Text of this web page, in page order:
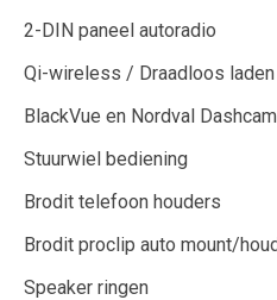
2-DIN paneel autoradio
Qi-wireless / Draadloos laden
BlackVue en Nordval
Stuurwiel bediening
Brodit telefoon houders
Brodit proclip auto mount/
Speaker ringen